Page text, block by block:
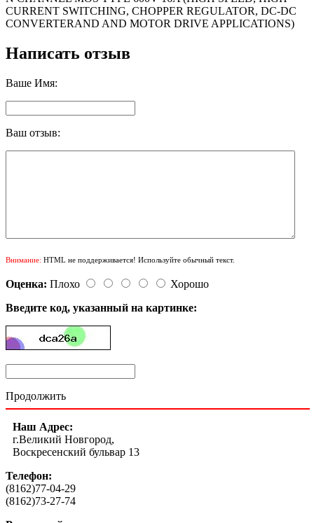
CURRENT SWITCHING, CHOPPER REGULATOR, DC-DC
CONVERTERAND AND MOTOR DRIVE APPLICATIONS)
Написать отзыв
Ваше Имя:
Ваш отзыв:
Внимание: HTML не поддерживается! Используйте обычный текст.
Оценка: Плохо
Хорошо
Введите код, указанный на картинке:
Продолжить
Наш Адрес:
г.Великий Новгород,
Воскресенский бульвар 13
Телефон:
(8162)77-04-29
(8162)73-27-74